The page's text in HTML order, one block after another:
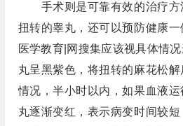
手术则是可靠有效的治疗方
扭转的睾丸，还可以预防健康一
医学教育|网搜集应该视具体情
丸呈黑紫色，将扭转的麻花松
情况，半小时以内，如果血液
丸逐渐变红，表示病变时间较短